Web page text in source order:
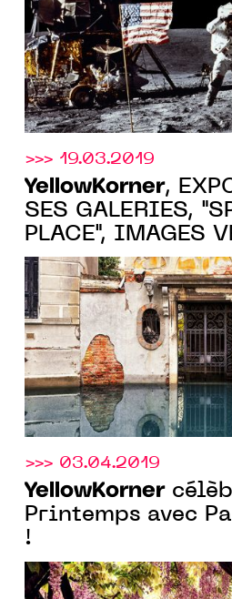
>>> 19.03.2019
YellowKorner,
SES GALERIES,
PLACE", IMAGES
DE SON ARTISTE
AURÉLIEN
>>> 03.04.2019
YellowKorner
Printemps avec
!